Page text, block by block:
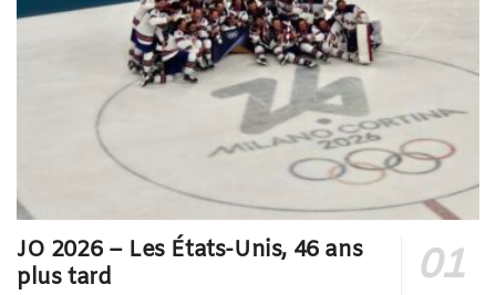
JO 2026 – Les États-Unis, 46 ans
plus tard